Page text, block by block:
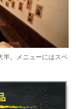
半。メニューにはスペ